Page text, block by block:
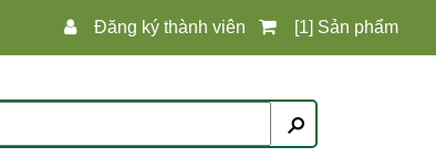
Đăng ký thành viên [1] Sản phẩm